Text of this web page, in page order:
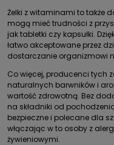
Żelki z witaminami to także
mogą mieć trudności z
jak tabletki czy kapsułki.
łatwo akceptowane przez
dostarczanie organizmowi
Co więcej, producenci tych
naturalnych barwników i
wartość zdrowotną. Bez
na składniki od
bezpieczne i polecane dla
włączając w to osoby z
żywieniowymi.